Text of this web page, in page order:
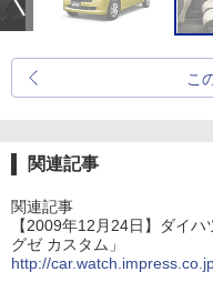
こ
関連記事
関連記事
【2009年12月24日】ダイ
グゼ カスタム」
http://